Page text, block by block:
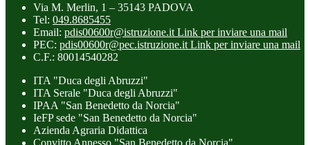
Via M. Merlin, 1 – 35143 PADOVA
Tel: 049.8685455
Email: pdis00600r@istruzione.it Link per inviare una mail
PEC: pdis00600r@pec.istruzione.it Link per inviare una mail
C.F.: 80014540282
ITA "Duca degli Abruzzi"
ITA Serale "Duca degli Abruzzi"
IPAA "San Benedetto da Norcia"
IeFP sede "San Benedetto da Norcia"
Azienda Agraria Didattica
Convitto Annesso "San Benedetto da Norcia"